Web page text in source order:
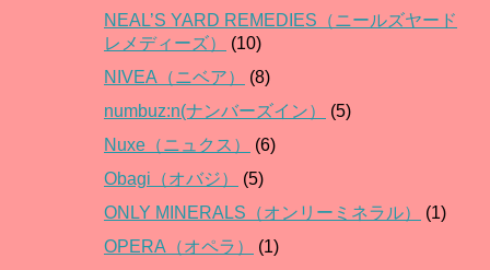
NEAL’S YARD REMEDIES（ニールズヤード
レメディーズ）
(10)
NIVEA（ニベア）
(8)
numbuz:n(ナンバーズイン）
(5)
Nuxe（ニュクス）
(6)
Obagi（オバジ）
(5)
ONLY MINERALS（オンリーミネラル）
(1)
OPERA（オペラ）
(1)